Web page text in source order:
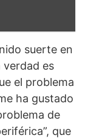
suerte en
verdad es
el problema
ha gustado
de
que